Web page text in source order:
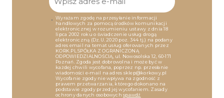
Wyrażam zgodę na przesyłanie informacji
handlowych za pomocą środków komunikacji
elektronicznej w rozumieniu ustawy z dnia 18
lipca 2002 roku o świadczenie usług drogą
elektroniczną (Dz.U. 2020 poz. 344 tj.) na podany
adres email na temat usług oferowanych przez
KORK.PL SPÓŁKA Z OGRANICZONĄ
ODPOWIEDZIALNOŚCIĄ, ul. Nowosolska 12, 60-171
Poznań. Zgoda jest dobrowolna i może być w
każdej chwili wycofana, poprzez np. przesłanie
wiadomości e-mail na adres sklep@korkowy.pl
Wycofanie zgody nie wpływa na zgodność z
prawem przetwarzania, którego dokonano na
podstawie zgody przed jej wycofaniem. Zasady
ochrony danych osobowychspawdź